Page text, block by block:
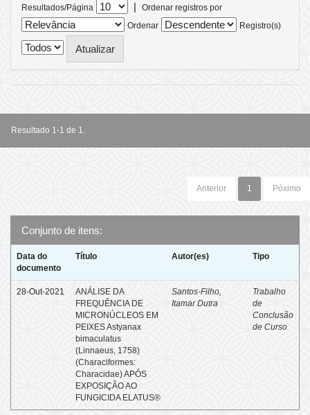
Resultados/Página |
Ordenar registros por
Ordenar
Registro(s)
Resultado 1-1 de 1.
Anterior 1 Póximo
Conjunto de itens:
Data do
documento
Título Autor(es) Tipo
28-Out-2021
ANÁLISE DA
FREQUÊNCIA DE
MICRONÚCLEOS EM
PEIXES Astyanax
bimaculatus
(Linnaeus, 1758)
(Characiformes:
Characidae) APÓS
EXPOSIÇÃO AO
FUNGICIDA ELATUS®
Santos-Filho,
Itamar Dutra
Trabalho
de
Conclusão
de Curso